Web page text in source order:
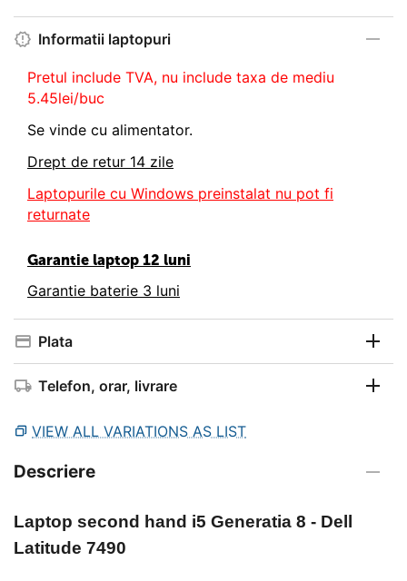
Informatii laptopuri
Pretul include TVA, nu include taxa de mediu
5.45lei/buc
Se vinde cu alimentator.
Drept de retur 14 zile
Laptopurile cu Windows preinstalat nu pot fi
returnate
Garantie laptop 12 luni
Garantie baterie 3 luni
Plata
Telefon, orar, livrare
VIEW ALL VARIATIONS AS LIST
Descriere
Laptop second hand i5 Generatia 8 - Dell
Latitude 7490